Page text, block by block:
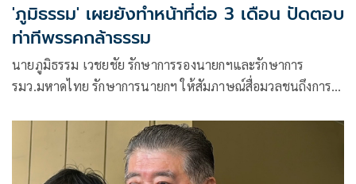
'ภูมิธรรม' เผยยังทำหน้าที่ต่อ 3 เดือน ปัดตอบ
ท่าทีพรรคกล้าธรรม
นายภูมิธรรม เวชยชัย รักษาการรองนายกฯและรักษาการ
รมว.มหาดไทย รักษาการนายกฯ ให้สัมภาษณ์สื่อมวลชนถึงการ
การพูดคุยเรื่อง